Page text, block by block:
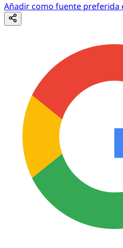
Añadir como fuente preferida